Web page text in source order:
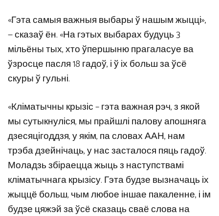
«Гэта самыя важныя выбары ў нашым жыцці»,
— сказаў ён. «На гэтых выбарах будуць 3
мільёны тых, хто ўпершыню прагаласуе ва
ўзросце пасля 18 гадоў, і ў іх больш за ўсё
скуры ў гульні.
«Кліматычны крызіс – гэта важная рэч, з якой
мы сутыкнуліся, мы прайшлі палову апошняга
дзесяцігоддзя, у якім, па словах ААН, нам
трэба дзейнічаць, у нас засталося пяць гадоў.
Моладзь збіраецца жыць з наступствамі
кліматычнага крызісу. Гэта будзе вызначаць іх
жыццё больш, чым любое іншае пакаленне, і ім
будзе цяжэй за ўсё сказаць сваё слова на